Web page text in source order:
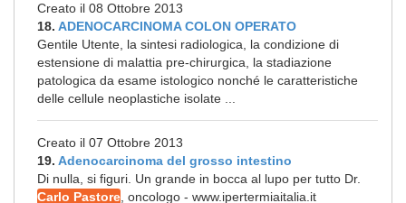
Creato il 08 Ottobre 2013
18. ADENOCARCINOMA COLON OPERATO
Gentile Utente, la sintesi radiologica, la condizione di
estensione di malattia pre-chirurgica, la stadiazione
patologica da esame istologico nonché le caratteristiche
delle cellule neoplastiche isolate ...
Creato il 07 Ottobre 2013
19. Adenocarcinoma del grosso intestino
Di nulla, si figuri. Un grande in bocca al lupo per tutto Dr.
Carlo Pastore , oncologo - www.ipertermiaitalia.it